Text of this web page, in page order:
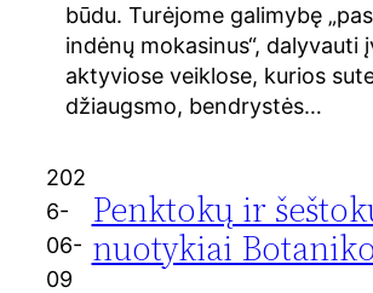
būdu. Turėjome galimybę
indėnų mokasinus“, dalyvauti
aktyviose veiklose, kurios
džiaugsmo, bendrystės…
202
6-
06-
09
Penktokų ir
nuotykiai